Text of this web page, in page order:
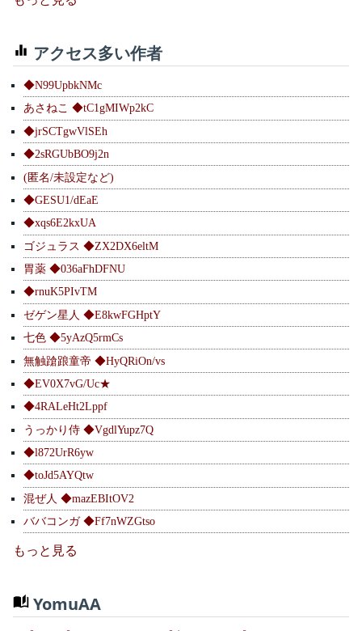
アクセス多い作者
◆N99UpbkNMc
あさねこ ◆tC1gMIWp2kC
◆jrSCTgwVlSEh
◆2sRGUbBO9j2n
(匿名/未設定など)
◆GESU1/dEaE
◆xqs6E2kxUA
ゴジュラス ◆ZX2DX6eltM
胃薬 ◆036aFhDFNU
◆rnuK5PIvTM
ゼゲン星人 ◆E8kwFGHptY
七色 ◆5yAzQ5rmCs
無触蹌踉童帝 ◆HyQRiOn/vs
◆EV0X7vG/Uc★
◆4RALeHt2Lppf
うっかり侍 ◆VgdlYupz7Q
◆l872UrR6yw
◆toJd5AYQtw
混ぜ人 ◆mazEBItOV2
ババコンガ ◆Ff7nWZGtso
もっと見る
YomuAA